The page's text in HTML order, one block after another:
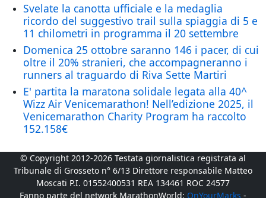
Svelate la canotta ufficiale e la medaglia
ricordo del suggestivo trail sulla spiaggia di 5 e
11 chilometri in programma il 20 settembre
Domenica 25 ottobre saranno 146 i pacer, di cui
oltre il 20% stranieri, che accompagneranno i
runners al traguardo di Riva Sette Martiri
E' partita la maratona solidale legata alla 40^
Wizz Air Venicemarathon! Nell’edizione 2025, il
Venicemarathon Charity Program ha raccolto
152.158€
© Copyright 2012-2026 Testata giornalistica registrata al
Tribunale di Grosseto n° 6/13 Direttore responsabile Matteo
Moscati P.I. 01552400531 REA 134461 ROC 24577
Fanno parte del network MarathonWorld: OnYourMarks -